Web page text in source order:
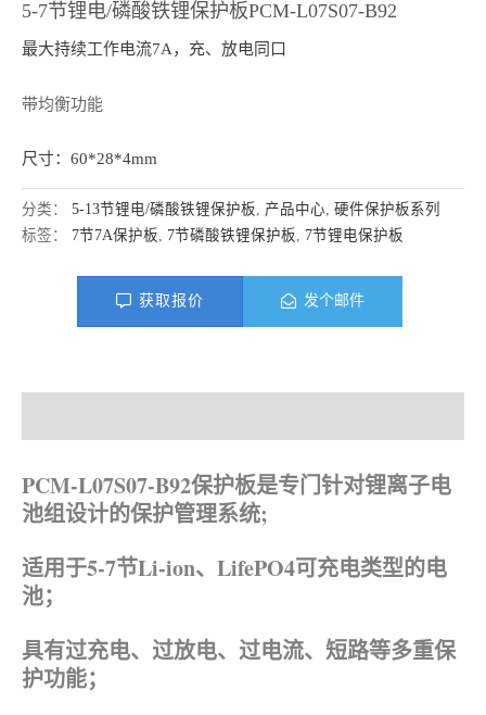
5-7节锂电/磷酸铁锂保护板PCM-L07S07-B92
最大持续工作电流7A，充、放电同口
带均衡功能
尺寸：60*28*4mm
分类： 5-13节锂电/磷酸铁锂保护板 产品中心 硬件保护板系列
标签： 7节7A保护板 7节磷酸铁锂保护板 7节锂电保护板
获取报价 发个邮件
PCM-L07S07-B92保护板是专门针对锂离子电
池组设计的保护管理系统;
适用于5-7节Li-ion、 LifePO4可充电类型的电
池；
具有过充电、过放电、过电流、短路等多重保
护功能；